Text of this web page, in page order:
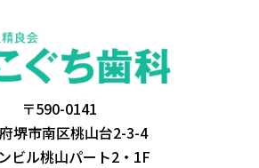
〒590-0141
堺市南区桃山台2-3-4
ビル桃山パート2・1F